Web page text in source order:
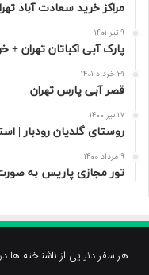
مراکز خرید سعادت‌ آباد
9 تیر 1401
پارک آبی اکباتان تهران +
31 خرداد 1401
قصر آبی پارس تهران
17 تیر 1400
روستای گلدیان رودبار |
9 مرداد 1400
تور مجازی پاریس به صورت 360 درجه |
هر سفر دنیایی از ناشناخته